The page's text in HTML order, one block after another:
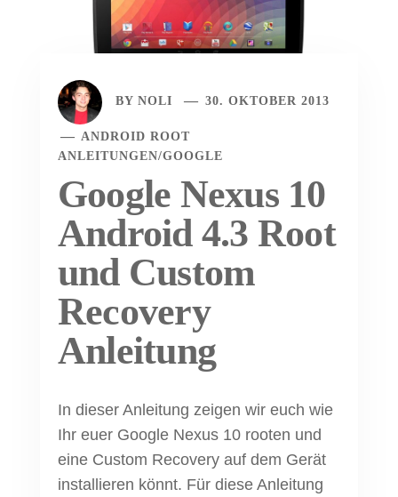
BY NOLI 30. OKTOBER 2013
ANDROID ROOT
ANLEITUNGEN/GOOGLE
Google Nexus 10
Android 4.3 Root
und Custom
Recovery
Anleitung
In dieser Anleitung zeigen wir euch wie
Ihr euer Google Nexus 10 rooten und
eine Custom Recovery auf dem Gerät
installieren könnt. Für diese Anleitung